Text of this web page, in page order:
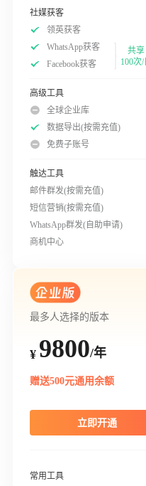
社媒获客
领英获客
WhatsApp获客
Facebook获客
共享
100次/
高级工具
全球企业库
数据导出(按需充值)
免费子账号
触达工具
邮件群发(按需充值)
短信营销(按需充值)
WhatsApp群发(自助申请)
商机中心
最多人选择的版本
¥ 9800/年
赠送500元通用余额
立即开通
常用工具